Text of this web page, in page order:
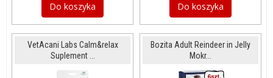
Do koszyka Do koszyka
VetAcani Labs Calm&relax
Suplement ...
Bozita Adult Reindeer in Jelly
Mokr...